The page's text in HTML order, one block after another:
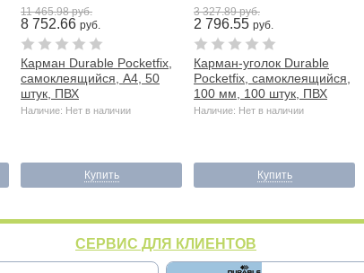
11 465.98 руб.
8 752.66 руб.
Карман Durable Pocketfix,
самоклеящийся, А4, 50
штук, ПВХ
Наличие: Нет в наличии
Купить
3 327.89 руб.
2 796.55 руб.
Карман-уголок Durable
Pocketfix, самоклеящийся,
100 мм, 100 штук, ПВХ
Наличие: Нет в наличии
Купить
СЕРВИС ДЛЯ КЛИЕНТОВ